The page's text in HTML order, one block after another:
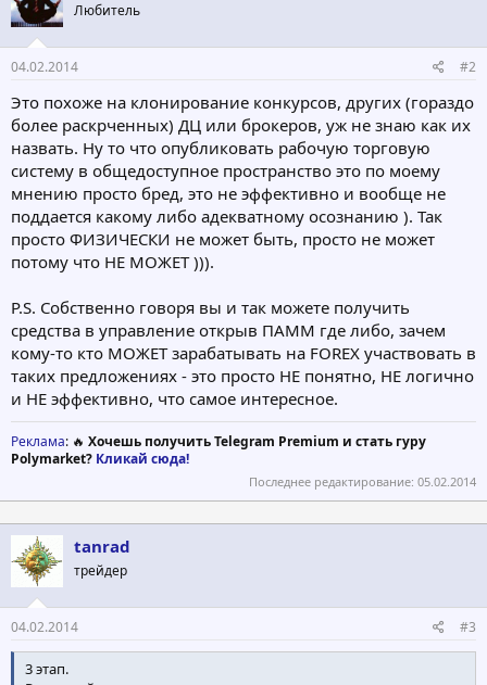
Любитель
04.02.2014 #2
Это похоже на клонирование конкурсов, других (гораздо
более раскрченных) ДЦ или брокеров, уж не знаю как их
назвать. Ну то что опубликовать рабочую торговую
систему в общедоступное пространство это по моему
мнению просто бред, это не эффективно и вообще не
поддается какому либо адекватному осознанию ). Так
просто ФИЗИЧЕСКИ не может быть, просто не может
потому что НЕ МОЖЕТ ))).
P.S. Собственно говоря вы и так можете получить
средства в управление открыв ПАММ где либо, зачем
кому-то кто МОЖЕТ зарабатывать на FOREX участвовать в
таких предложениях - это просто НЕ понятно, НЕ логично
и НЕ эффективно, что самое интересное.
Реклама: 🔥 Хочешь получить Telegram Premium и стать гуру
Polymarket? Кликай сюда!
Последнее редактирование: 05.02.2014
tanrad
трейдер
04.02.2014 #3
3 этап.